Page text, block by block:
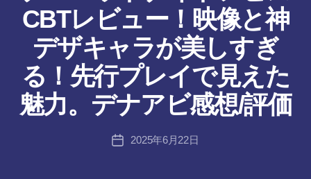
CBTレビュー！映像と神
デザキャラが美しすぎ
る！先行プレイで見えた
魅力。デナアビ感想/評価
投
稿
作
者
:
a
投
2025年6月22日